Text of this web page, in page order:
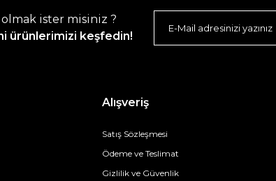
ister misiniz ?
ürünlerimizi keşfedin!
Alışveriş
Satış Sözleşmesi
Ödeme ve Teslimat
Gizlilik ve Güvenlik